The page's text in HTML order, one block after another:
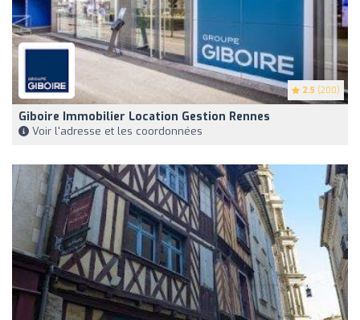
2.5 (200)
Giboire Immobilier Location Gestion Rennes
Voir l'adresse et les coordonnées